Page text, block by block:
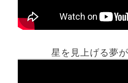
星を見上げる夢